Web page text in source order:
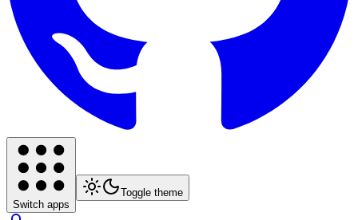
Switch apps
Toggle theme